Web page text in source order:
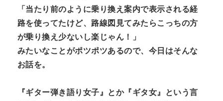
「当たり前のように乗り換え案内で表示される経
路を使ってたけど、路線図見てみたらこっちの方
が乗り換え少ないし楽じゃん！」
みたいなことがポツポツあるので、今日はそんな
お話を。
『ギター弾き語り女子』とか『ギタ女』という言